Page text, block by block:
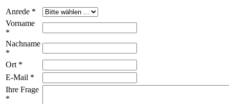
Anrede *
Vorname
*
Nachname
*
Ort *
E-Mail *
Ihre Frage
*